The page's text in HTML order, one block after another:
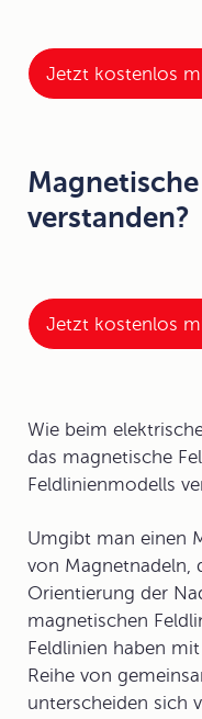
Jetzt kostenlos
verstanden?
Jetzt kostenlos
Wie beim
das magnetische
Feldlinienmodells
Umgibt man einen
von Magnetnadeln,
Orientierung der
magnetischen
Feldlinien haben
Reihe von
unterscheiden sich